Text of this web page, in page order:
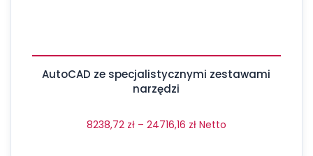
AutoCAD ze specjalistycznymi zestawami
narzędzi
8238,72 zł – 24716,16 zł Netto